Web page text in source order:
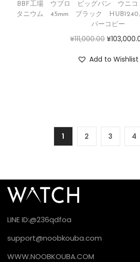
BBF工場 ウブロ ビッグバン ウニ
タニウム 45mm ブラック HUB1240
パーコピー
¥111,000.00 ¥
Add to Wishlist
1 2 3 4
LINE ID:@236qdfoa
support@noobkouba.com
WWW.NOOBKOUBA.COM